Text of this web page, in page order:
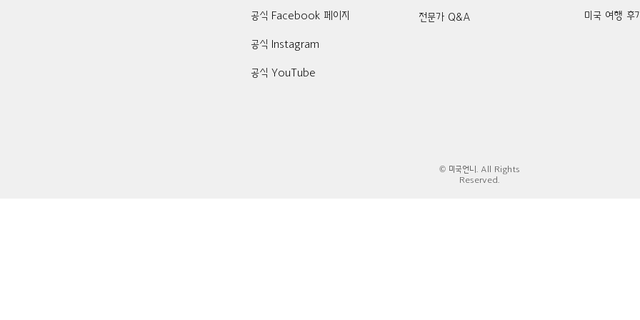
공식 Facebook 페이지
공식 Instagram
공식 YouTube
전문가 Q&A 미국 여행 후
© 미국언니. All Rights
Reserved.